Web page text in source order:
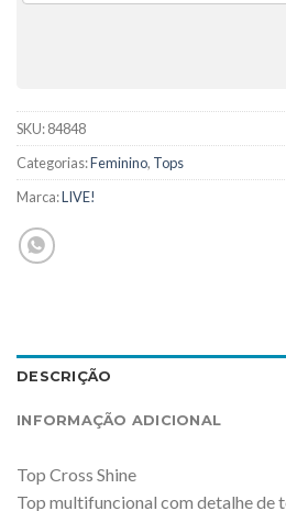
SKU:84848
Categorias:Feminino, Tops
Marca:LIVE!
DESCRIÇÃO
INFORMAÇÃO ADICIONAL
Top Cross Shine
Top multifuncional com detalhe de